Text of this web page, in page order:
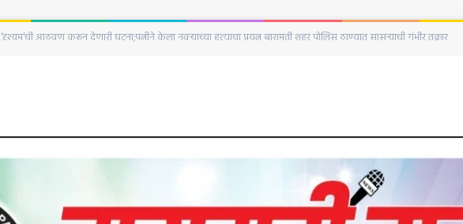
बारामती आरटीओकडून बेवारस वाहनधारकांना अंतिम इशारा; १० दिवसांत वाहने न नेल्यास होणार जाहीर लिलाव